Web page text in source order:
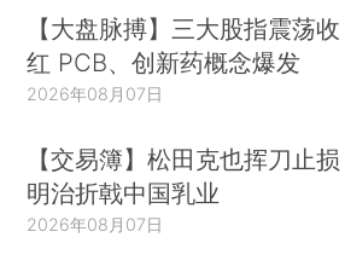
【大盘脉搏】三大股指震荡收
红 PCB、创新药概念爆发
2026年08月07日
【交易簿】松田克也挥刀止损
明治折戟中国乳业
2026年08月07日